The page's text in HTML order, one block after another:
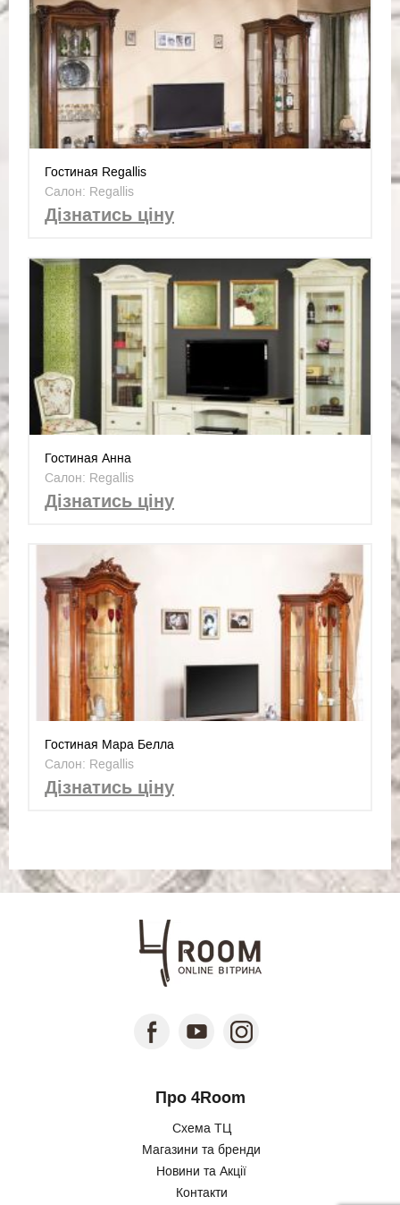
Гостиная Regallis
Салон: Regallis
Дізнатись ціну
Гостиная Анна
Салон: Regallis
Дізнатись ціну
Гостиная Мара Белла
Салон: Regallis
Дізнатись ціну
Про 4Room
Схема ТЦ
Магазини та бренди
Новини та Акції
Контакти